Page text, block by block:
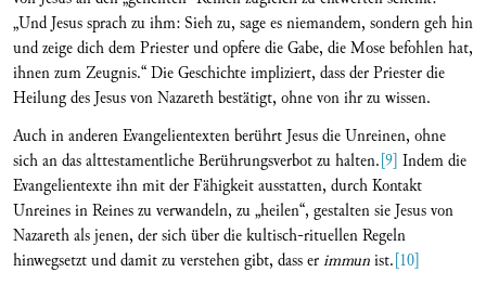
„Und Jesus sprach zu ihm: Sieh zu, sage es niemandem, sondern geh hin
und zeige dich dem Priester und opfere die Gabe, die Mose befohlen hat,
ihnen zum Zeugnis.“ Die Geschichte impliziert, dass der Priester die
Heilung des Jesus von Nazareth bestätigt, ohne von ihr zu wissen.
Auch in anderen Evangelientexten berührt Jesus die Unreinen, ohne
sich an das alttestamentliche Berührungsverbot zu halten.[9] Indem die
Evangelientexte ihn mit der Fähigkeit ausstatten, durch Kontakt
Unreines in Reines zu verwandeln, zu „heilen“, gestalten sie Jesus von
Nazareth als jenen, der sich über die kultisch-rituellen Regeln
hinwegsetzt und damit zu verstehen gibt, dass erimmunist.[10]